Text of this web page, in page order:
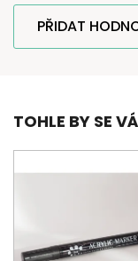
PŘIDAT
TOHLE BY SE